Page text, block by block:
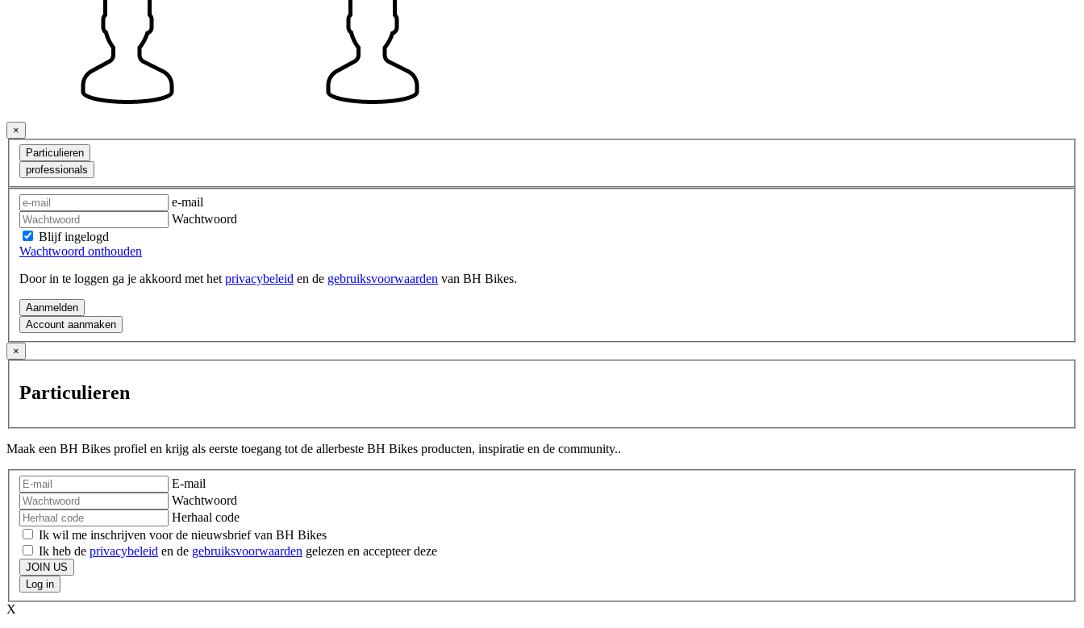
×
Particulieren
professionals
e-mail
Wachtwoord
Blijf ingelogd
Wachtwoord onthouden
Door in te loggen ga je akkoord met het privacybeleid en de gebruiksvoorwaarden van BH Bikes.
Aanmelden
Account aanmaken
×
Particulieren
Maak een BH Bikes profiel en krijg als eerste toegang tot de allerbeste BH Bikes producten, inspiratie en de community..
E-mail
Wachtwoord
Herhaal code
Ik wil me inschrijven voor de nieuwsbrief van BH Bikes
Ik heb de privacybeleid en de gebruiksvoorwaarden gelezen en accepteer deze
JOIN US
Log in
X